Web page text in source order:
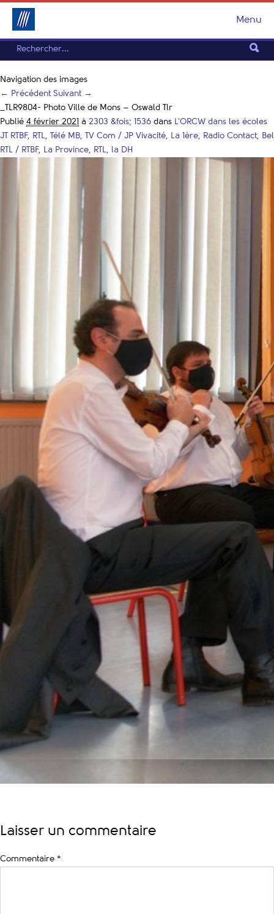
Menu
Navigation des images
← Précédent Suivant →
_TLR9804- Photo Ville de Mons – Oswald Tlr
Publié 4 février 2021 à 2303 &fois; 1536 dans L’ORCW dans les écoles
JT RTBF, RTL, Télé MB, TV Com / JP Vivacité, La 1ère, Radio Contact, Bel
RTL / RTBF, La Province, RTL, la DH
Laisser un commentaire
Commentaire *